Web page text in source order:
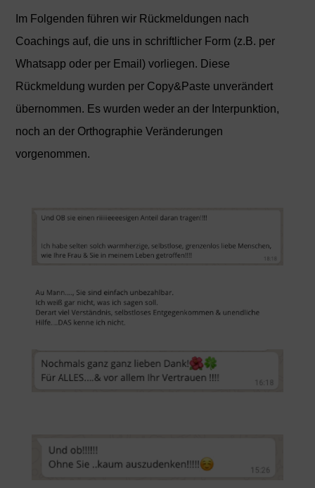
Im Folgenden führen wir Rückmeldungen nach
Coachings auf, die uns in schriftlicher Form (z.B. per
Whatsapp oder per Email) vorliegen. Diese
Rückmeldung wurden per Copy&Paste unverändert
übernommen. Es wurden weder an der Interpunktion,
noch an der Orthographie Veränderungen
vorgenommen.